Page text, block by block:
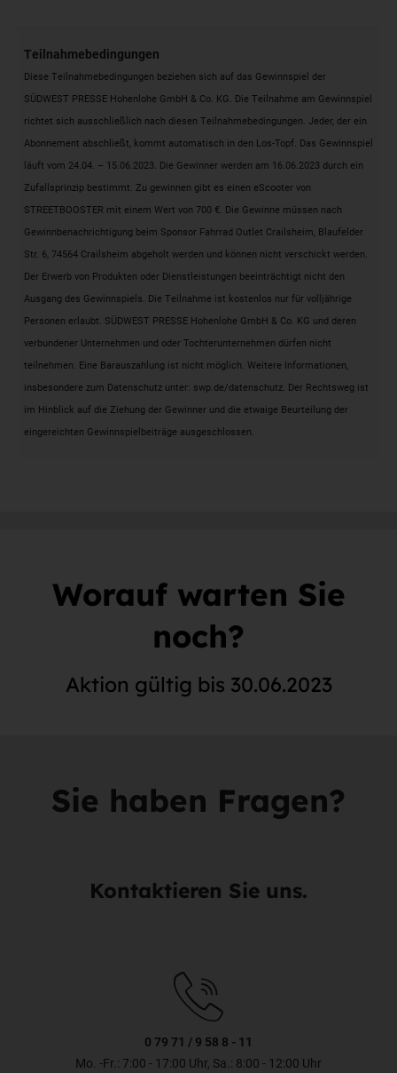
Teilnahmebedingungen
Diese Teilnahmebedingungen beziehen sich auf das Gewinnspiel der
SÜDWEST PRESSE Hohenlohe GmbH & Co. KG. Die Teilnahme am Gewinnspiel
richtet sich ausschließlich nach diesen Teilnahmebedingungen. Jeder, der ein
Abonnement abschließt, kommt automatisch in den Los-Topf. Das Gewinnspiel
läuft vom 24.04. – 15.06.2023. Die Gewinner werden am 16.06.2023 durch ein
Zufallsprinzip bestimmt. Zu gewinnen gibt es einen eScooter von
STREETBOOSTER mit einem Wert von 700 €. Die Gewinne müssen nach
Gewinnbenachrichtigung beim Sponsor Fahrrad Outlet Crailsheim, Blaufelder
Str. 6, 74564 Crailsheim abgeholt werden und können nicht verschickt werden.
Der Erwerb von Produkten oder Dienstleistungen beeinträchtigt nicht den
Ausgang des Gewinnspiels. Die Teilnahme ist kostenlos nur für volljährige
Personen erlaubt. SÜDWEST PRESSE Hohenlohe GmbH & Co. KG und deren
verbundener Unternehmen und oder Tochterunternehmen dürfen nicht
teilnehmen. Eine Barauszahlung ist nicht möglich. Weitere Informationen,
insbesondere zum Datenschutz unter: swp.de/datenschutz. Der Rechtsweg ist
im Hinblick auf die Ziehung der Gewinner und die etwaige Beurteilung der
eingereichten Gewinnspielbeiträge ausgeschlossen.
Worauf warten Sie
noch?
Aktion gültig bis 30.06.2023
Sie haben Fragen?
Kontaktieren Sie uns.
0 79 71 / 9 58 8 - 11
Mo. -Fr.: 7:00 - 17:00 Uhr, Sa.: 8:00 - 12:00 Uhr